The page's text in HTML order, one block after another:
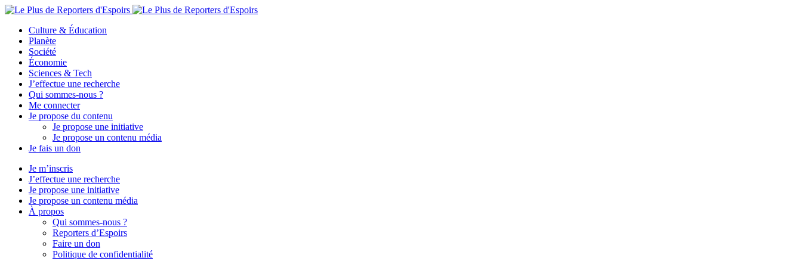
Culture & Éducation
Planète
Société
Économie
Sciences & Tech
J’effectue une recherche
Qui sommes-nous ?
Me connecter
Je propose du contenu
Je propose une initiative
Je propose un contenu média
Je fais un don
Je m’inscris
J’effectue une recherche
Je propose une initiative
Je propose un contenu média
À propos
Qui sommes-nous ?
Reporters d’Espoirs
Faire un don
Politique de confidentialité